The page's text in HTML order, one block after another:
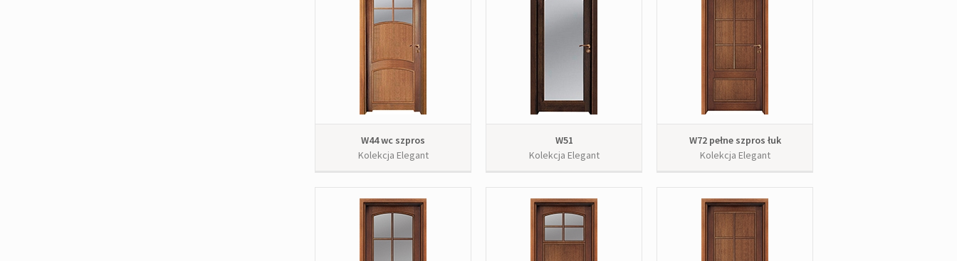
W44 wc szpros
Kolekcja Elegant
W51
Kolekcja Elegant
W72 pełne szpros łuk
Kolekcja Elegant